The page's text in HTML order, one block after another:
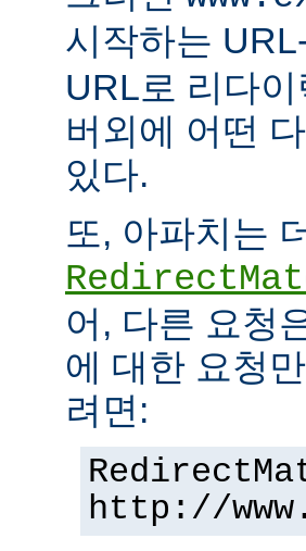
시작하는
URL로 리다
버외에 어떤
있다.
또, 아파치는
어, 다른 요청
에 대한 요청
려면:
http://